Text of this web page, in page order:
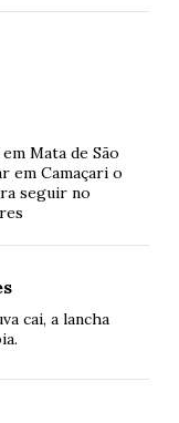
Mata de São
em Camaçari o
seguir no
cai, a lancha